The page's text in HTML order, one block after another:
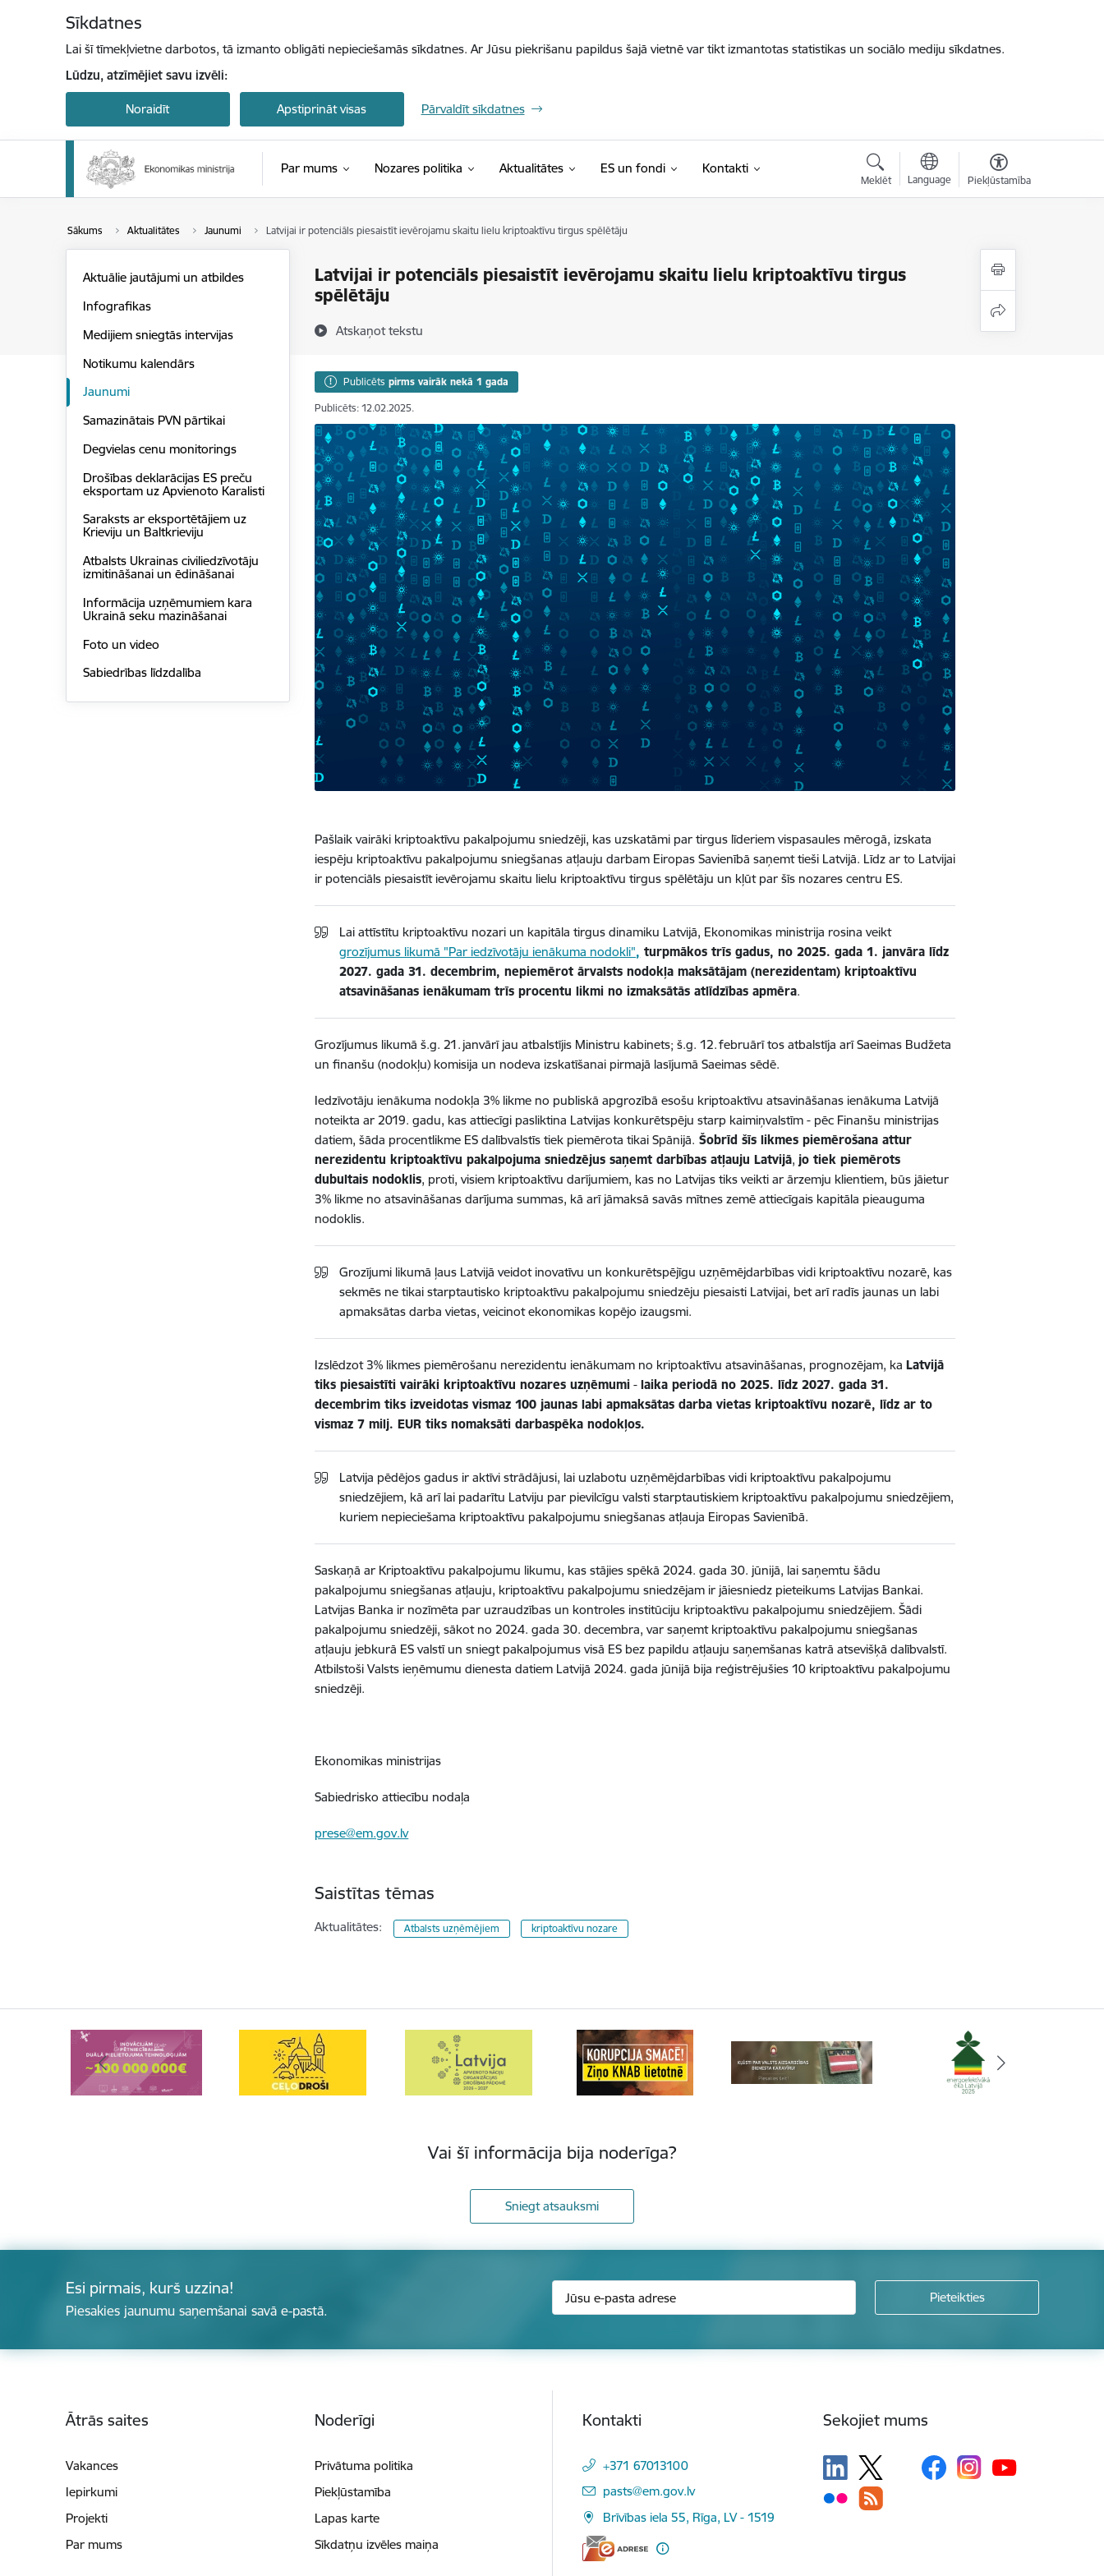
Sīkdatnes
Lai šī tīmekļvietne darbotos, tā izmanto obligāti nepieciešamās sīkdatnes. Ar Jūsu piekrišanu papildus šajā vietnē var tikt izmantotas statistikas un sociālo mediju sīkdatnes.
Lūdzu, atzīmējiet savu izvēli:
Noraidīt Apstiprināt visas Pārvaldīt sīkdatnes
Par mums Nozares politika Aktualitātes ES un fondi Kontakti
Meklēt Language Piekļūstamība
Sākums Aktualitātes Jaunumi Latvijai ir potenciāls piesaistīt ievērojamu skaitu lielu kriptoaktīvu tirgus spēlētāju
Latvijai ir potenciāls piesaistīt ievērojamu skaitu lielu kriptoaktīvu tirgus
spēlētāju
Atskaņot tekstu
Aktuālie jautājumi un atbildes
Infografikas
Medijiem sniegtās intervijas
Notikumu kalendārs
Jaunumi
Samazinātais PVN pārtikai
Degvielas cenu monitorings
Drošības deklarācijas ES preču
eksportam uz Apvienoto Karalisti
Saraksts ar eksportētājiem uz
Krieviju un Baltkrieviju
Atbalsts Ukrainas civiliedzīvotāju
izmitināšanai un ēdināšanai
Informācija uzņēmumiem kara
Ukrainā seku mazināšanai
Foto un video
Sabiedrības līdzdalība
Publicēts pirms vairāk nekā 1 gada
Publicēts: 12.02.2025.
Pašlaik vairāki kriptoaktīvu pakalpojumu sniedzēji, kas uzskatāmi par tirgus līderiem vispasaules mērogā, izskata
iespēju kriptoaktīvu pakalpojumu sniegšanas atļauju darbam Eiropas Savienībā saņemt tieši Latvijā. Līdz ar to Latvijai
ir potenciāls piesaistīt ievērojamu skaitu lielu kriptoaktīvu tirgus spēlētāju un kļūt par šīs nozares centru ES.
Lai attīstītu kriptoaktīvu nozari un kapitāla tirgus dinamiku Latvijā, Ekonomikas ministrija rosina veikt
grozījumus likumā "Par iedzīvotāju ienākuma nodokli", turpmākos trīs gadus, no 2025. gada 1. janvāra līdz
2027. gada 31. decembrim, nepiemērot ārvalsts nodokļa maksātājam (nerezidentam) kriptoaktīvu
atsavināšanas ienākumam trīs procentu likmi no izmaksātās atlīdzības apmēra.
Grozījumus likumā š.g. 21. janvārī jau atbalstījis Ministru kabinets; š.g. 12. februārī tos atbalstīja arī Saeimas Budžeta
un finanšu (nodokļu) komisija un nodeva izskatīšanai pirmajā lasījumā Saeimas sēdē.
Iedzīvotāju ienākuma nodokļa 3% likme no publiskā apgrozībā esošu kriptoaktīvu atsavināšanas ienākuma Latvijā
noteikta ar 2019. gadu, kas attiecīgi pasliktina Latvijas konkurētspēju starp kaimiņvalstīm - pēc Finanšu ministrijas
datiem, šāda procentlikme ES dalībvalstīs tiek piemērota tikai Spānijā. Šobrīd šīslikmes piemērošana attur
nerezidentu kriptoaktīvu pakalpojuma sniedzējus saņemt darbības atļauju Latvijā, jo tiek piemērots
dubultais nodoklis, proti, visiem kriptoaktīvu darījumiem, kas no Latvijas tiks veikti ar ārzemju klientiem, būs jāietur
3% likme no atsavināšanas darījuma summas, kā arī jāmaksā savās mītnes zemē attiecīgais kapitāla pieauguma
nodoklis.
Grozījumi likumā ļaus Latvijā veidot inovatīvu un konkurētspējīgu uzņēmējdarbības vidi kriptoaktīvu nozarē, kas
sekmēs ne tikai starptautisko kriptoaktīvu pakalpojumu sniedzēju piesaisti Latvijai, bet arī radīs jaunas un labi
apmaksātas darba vietas, veicinot ekonomikas kopējo izaugsmi.
Izslēdzot 3% likmes piemērošanu nerezidentu ienākumam no kriptoaktīvu atsavināšanas, prognozējam, kaLatvijā
tiks piesaistīti vairāki kriptoaktīvu nozares uzņēmumi -laika periodā no 2025. līdz 2027. gada 31.
decembrim tiks izveidotas vismaz 100 jaunas labi apmaksātas darba vietas kriptoaktīvu nozarē, līdz ar to
vismaz 7 milj. EUR tiks nomaksāti darbaspēka nodokļos.
Latvija pēdējos gadus ir aktīvi strādājusi, lai uzlabotu uzņēmējdarbības vidi kriptoaktīvu pakalpojumu
sniedzējiem, kā arī lai padarītu Latviju par pievilcīgu valsti starptautiskiem kriptoaktīvu pakalpojumu sniedzējiem,
kuriem nepieciešama kriptoaktīvu pakalpojumu sniegšanas atļauja Eiropas Savienībā.
Saskaņā ar Kriptoaktīvu pakalpojumu likumu, kas stājies spēkā 2024. gada 30. jūnijā, lai saņemtu šādu
pakalpojumu sniegšanas atļauju, kriptoaktīvu pakalpojumu sniedzējam ir jāiesniedz pieteikums Latvijas Bankai.
Latvijas Banka ir nozīmēta par uzraudzības un kontroles institūciju kriptoaktīvu pakalpojumu sniedzējiem. Šādi
pakalpojumu sniedzēji, sākot no 2024. gada 30. decembra, var saņemt kriptoaktīvu pakalpojumu sniegšanas
atļauju jebkurā ES valstī un sniegt pakalpojumus visā ES bez papildu atļauju saņemšanas katrā atsevišķā dalībvalstī.
Atbilstoši Valsts ieņēmumu dienesta datiem Latvijā 2024. gada jūnijā bija reģistrējušies 10 kriptoaktīvu pakalpojumu
sniedzēji.
Ekonomikas ministrijas
Sabiedrisko attiecību nodaļa
prese@em.gov.lv
Saistītas tēmas
Aktualitātes: Atbalsts uzņēmējiem kriptoaktīvu nozare
Vai šī informācija bija noderīga?
Sniegt atsauksmi
Esi pirmais, kurš uzzina!
Piesakies jaunumu saņemšanai savā e-pastā.
Ātrās saites
Vakances
Iepirkumi
Projekti
Par mums
Noderīgi
Privātuma politika
Piekļūstamība
Lapas karte
Sīkdatņu izvēles maiņa
Kontakti
+371 67013100
E-pasts:
pasts@em.gov.lv
Brīvības iela 55, Rīga, LV - 1519
Sekojiet mums